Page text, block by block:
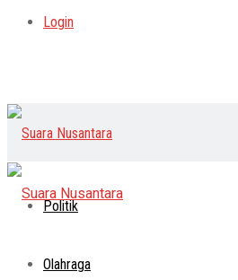
Login
Politik
Olahraga